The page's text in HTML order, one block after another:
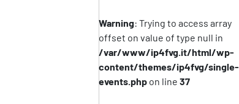
Warning: Trying to access array
offset on value of type null in
/var/www/ip4fvg.it/html/wp-
content/themes/ip4fvg/single-
events.php on line37